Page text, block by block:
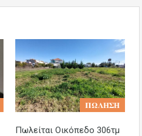
𝚷𝛀𝚲𝚮𝚺𝚮
Πωλείται Οικόπεδο 306τμ